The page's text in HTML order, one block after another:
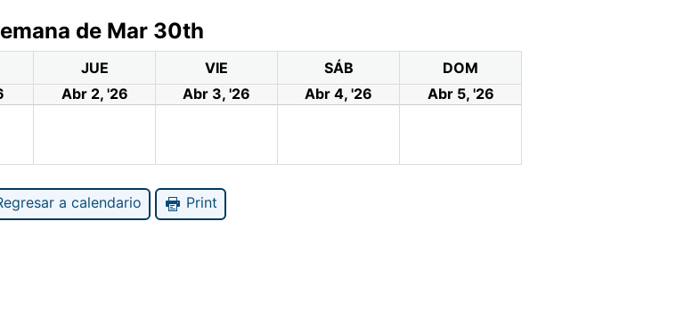
de Mar 30th
JUE VIE SÁB
DOM
Abr 2, '26 Abr 3, '26 Abr 4, '26 Abr 5, '26
a calendario Print